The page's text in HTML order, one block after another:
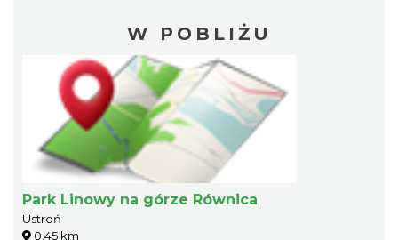
W POBLIŻU
Park Linowy na górze Równica
Ustroń
0.45 km